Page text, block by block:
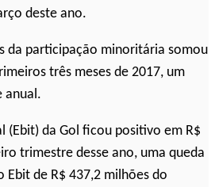
deste ano.
da participação minoritária somou
três meses de 2017, um
anual.
(Ebit) da Gol ficou positivo em R$
trimestre desse ano, uma queda
Ebit de R$ 437,2 milhões do